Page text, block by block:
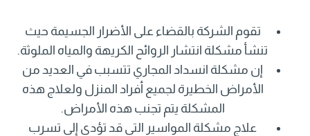
تقوم الشركة بالقضاء على الأضرار الجسيمة حيث
تنشأ مشكلة انتشار الروائح الكريهة والمياه الملوثة.
إن مشكلة انسداد المجاري تتسبب في العديد من
الأمراض الخطيرة لجميع أفراد المنزل ولعلاج هذه
المشكلة يتم تجنب هذه الأمراض.
علاج مشكلة المواسير التى قد تؤدى إلى تسرب